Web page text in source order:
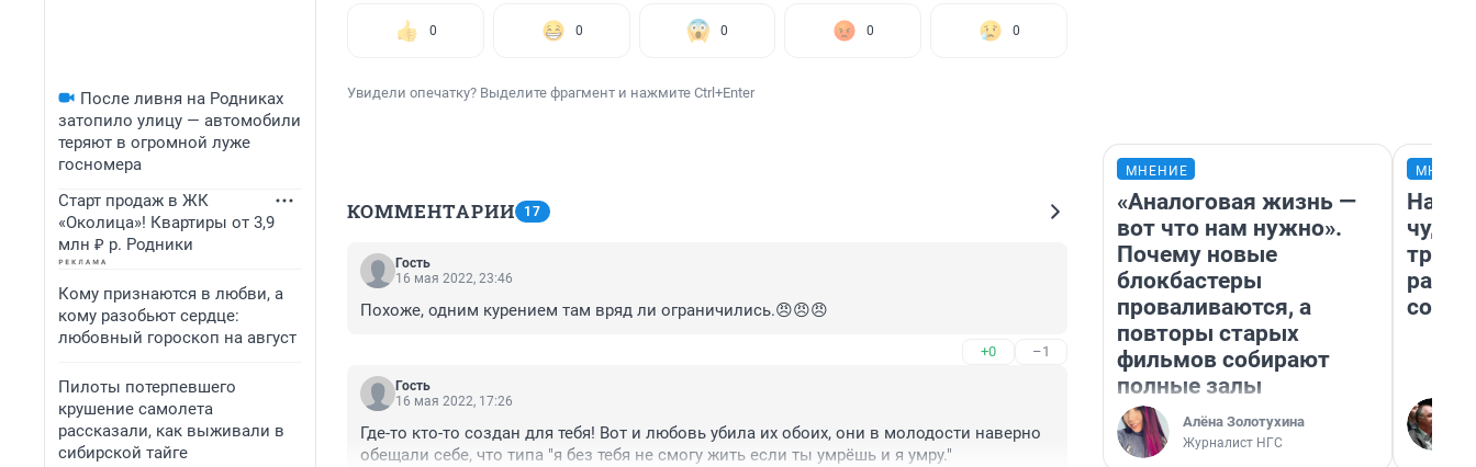
После ливня на Родниках
затопило улицу — автомобили
теряют в огромной луже
госномера
Старт продаж в ЖК
«Околица»! Квартиры от 3,9
млн ₽ р. Родники
Кому признаются в любви, а
кому разобьют сердце:
любовный гороскоп на август
Пилоты потерпевшего
крушение самолета
рассказали, как выживали в
сибирской тайге
0 0 0 0 0
Увидели опечатку? Выделите фрагмент и нажмите Ctrl+Enter
КОММЕНТАРИИ 17
Гость
16 мая 2022, 23:46
Похоже, одним курением там вряд ли ограничились.😠😠😠
+0 –1
Гость
16 мая 2022, 17:26
Где-то кто-то создан для тебя! Вот и любовь убила их обоих, они в молодости наверно
обещали себе, что типа "я без тебя не смогу жить если ты умрёшь и я умру."
МНЕНИЕ
«Аналоговая жизнь —
вот что нам нужно».
Почему новые
блокбастеры
проваливаются, а
повторы старых
фильмов собирают
полные залы
Алёна Золотухина
Журналист НГС